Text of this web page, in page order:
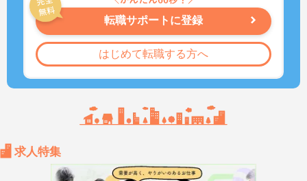
転職サポートに登録
はじめて転職する方へ
求人特集